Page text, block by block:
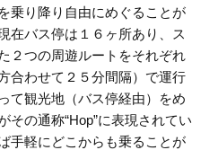
乗り降り自由にめぐることが
在バス停は１６ヶ所あり、ス
２つの周遊ルートをそれぞれ
合わせて２５分間隔）で運行
て観光地（バス停経由）をめ
その通称“Hop”に表現されてい
手軽にどこからも乗ることが